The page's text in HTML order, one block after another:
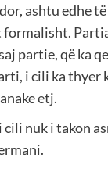
ashtu edhe
partie, që ka
i cili ka thyer
etj.
nuk i takon